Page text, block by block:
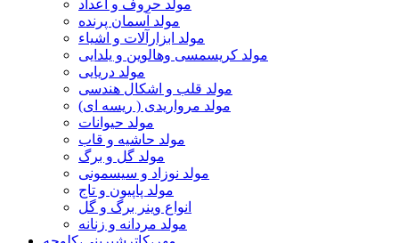
مولد حروف و اعداد
مولد آسمان پرنده
مولد ابزارآلات و اشیاء
مولد کریسمسی وهالوین و یلدایی
مولد دریایی
مولد قلب و اشکال هندسی
مولد مرواریدی ( ریسه ای)
مولد حیوانات
مولد حاشیه و قاب
مولد گل و برگ
مولد نوزاد و سیسمونی
مولد پاپیون و تاج
انواع وینر برگ و گل
مولد مردانه و زنانه